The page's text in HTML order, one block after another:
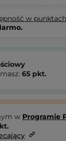
w
65 pkt.
w Programie